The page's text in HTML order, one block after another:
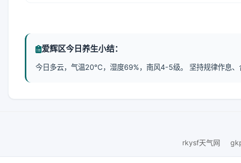
爱辉区今日养生小结：
今日多云，气温20℃，湿度69%，南风4-5级。 坚持规律作息、
rkysf天气网